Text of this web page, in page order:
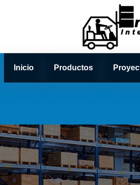
Inicio Productos